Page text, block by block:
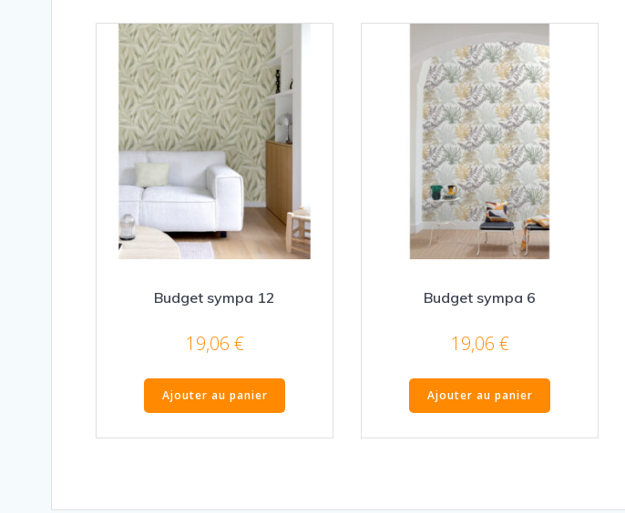
Budget sympa 12
19,06 €
Ajouter au panier
Budget sympa 6
19,06 €
Ajouter au panier